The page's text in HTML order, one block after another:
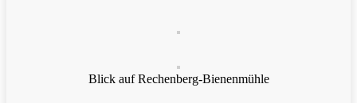
Blick auf Rechenberg-Bienenmühle